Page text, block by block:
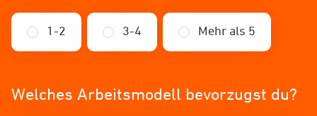
1-2 3-4 Mehr als 5
Welches Arbeitsmodell bevorzugst du?